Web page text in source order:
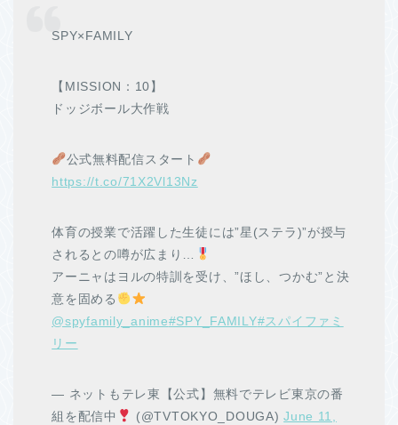
SPY×FAMILY
【MISSION：10】
ドッジボール大作戦
公式無料配信スタート
https://t.co/71X2Vl13Nz
体育の授業で活躍した生徒には”星(ステラ)”が授与
されるとの噂が広まり…
アーニャはヨルの特訓を受け、”ほし、つかむ”と決
意を固める
@spyfamily_anime#SPY_FAMILY#スパイファミ
リー
— ネットもテレ東【公式】無料でテレビ東京の番
組を配信中
(@TVTOKYO_DOUGA)June 11,